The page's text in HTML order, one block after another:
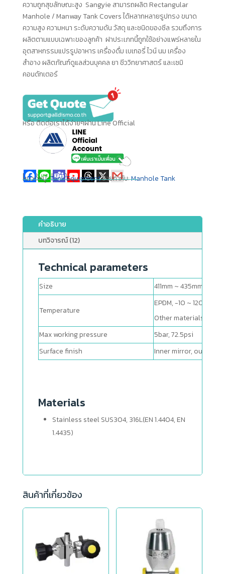
ความถูกสุขลักษณะสูง Sangyie สามารถผลิต Rectangular
Manhole / Manway Tank Covers ได้หลากหลายรูปทรง ขนาด
ความสูง ความหนา ระดับความดัน วัสดุ และชนิดของซีล รวมถึงการ
ผลิตตามแบบเฉพาะของลูกค้า ฝาประเภทนี้ถูกใช้อย่างแพร่หลายใน
อุตสาหกรรมแปรรูปอาหาร เครื่องดื่ม เบเกอรี่ ไวน์ นม เครื่อง
สำอาง ผลิตภัณฑ์ดูแลส่วนบุคคล ยา ชีววิทยาศาสตร์ และเซมิ
คอนดักเตอร์
หรือ ติดต่อเราได้ง่ายๆผ่าน Line Official
แชร์ให้เพื่อนของคุณ
หมวดหมู่:Tank Equipmentป้ายกำกับ:Manhole Tank
คำอธิบาย
บทวิจารณ์ (12)
Technical parameters
Size 411mm ~ 435mm
Temperature
EPDM, -10 ~ 120°C, 14
Other materials are
Max working pressure
5bar, 72.5psi
Surface finish
Inner mirror, outer
Materials
Stainless steel SUS304, 316L(EN 1.4404, EN
1.4435)
สินค้าที่เกี่ยวข้อง